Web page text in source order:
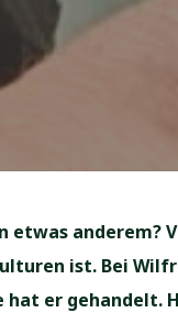
etwas anderem?
ist. Bei
hat er